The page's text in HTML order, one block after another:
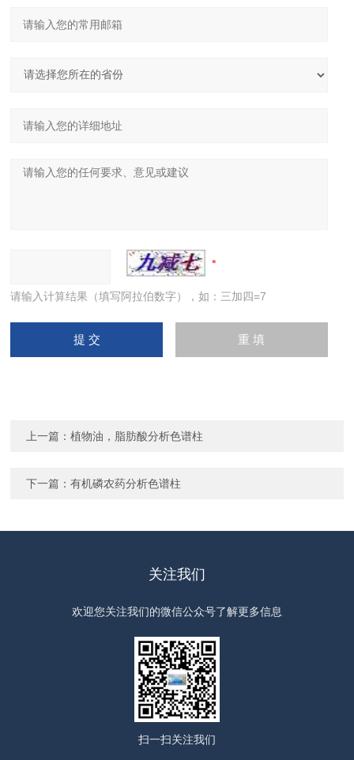
请输入计算结果（填写阿拉伯数字），如：三加四=7
上一篇：植物油，脂肪酸分析色谱柱
下一篇：有机磷农药分析色谱柱
关注我们
欢迎您关注我们的微信公众号了解更多信息
扫一扫关注我们